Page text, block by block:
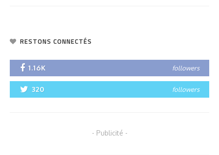
RESTONS CONNECTÉS
1.16K followers
320 followers
- Publicité -